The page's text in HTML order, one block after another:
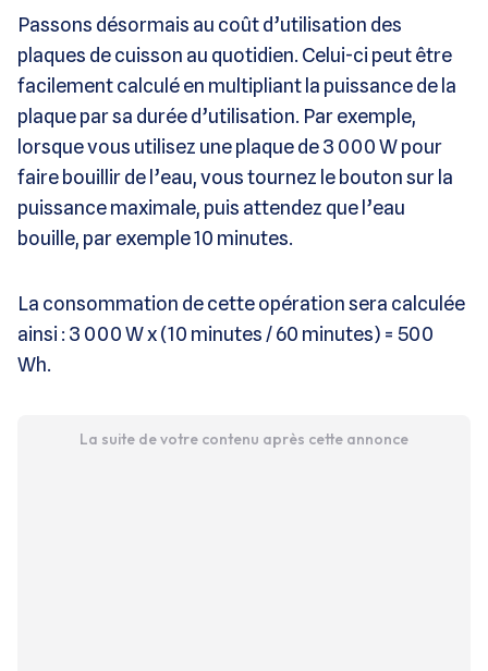
Passons désormais au coût d’utilisation des
plaques de cuisson au quotidien. Celui-ci peut être
facilement calculé en multipliant la puissance de la
plaque par sa durée d’utilisation. Par exemple,
lorsque vous utilisez une plaque de 3 000 W pour
faire bouillir de l’eau, vous tournez le bouton sur la
puissance maximale, puis attendez que l’eau
bouille, par exemple 10 minutes.
La consommation de cette opération sera calculée
ainsi : 3 000 W x (10 minutes / 60 minutes) = 500
Wh.
La suite de votre contenu après cette annonce